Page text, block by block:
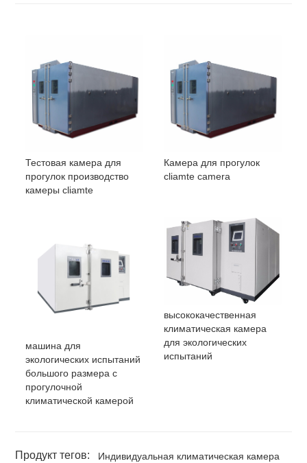
Тестовая камера для
прогулок производство
камеры cliamte
Камера для прогулок
cliamte camera
машина для
экологических испытаний
большого размера с
прогулочной
климатической камерой
высококачественная
климатическая камера
для экологических
испытаний
Продукт тегов:
Индивидуальная климатическая камера